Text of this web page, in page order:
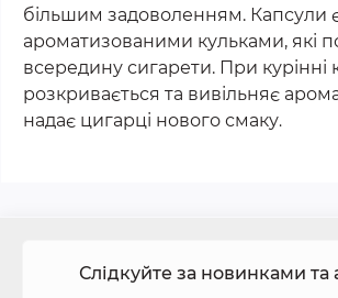
більшим задоволенням. Капсули
ароматизованими кульками, які
всередину сигарети. При курінні
розкривається та вивільняє
надає цигарці нового смаку.
Слідкуйте за новинками та